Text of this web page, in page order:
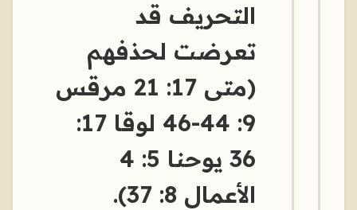
التحريف قد
تعرضت لحذفهم
(متى 17: 21 مرقس
9: 44-46 لوقا 17:
36 يوحنا 5: 4
الأعمال 8: 37).